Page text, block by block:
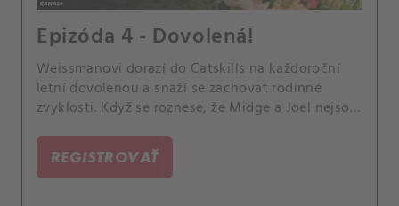
Epizóda 4 - Dovolená!
Weissmanovi dorazí do Catskills na každoroční
letní dovolenou a snaží se zachovat rodinné
zvyklosti. Když se roznese, že Midge a Joel nejsou
milostného života.
REGISTROVAŤ